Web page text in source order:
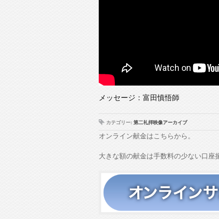
メッセージ：富田慎悟師
カテゴリー: 第二礼拝映像アーカイブ
オンライン献金はこちらから。
大きな額の献金は手数料の少ない口